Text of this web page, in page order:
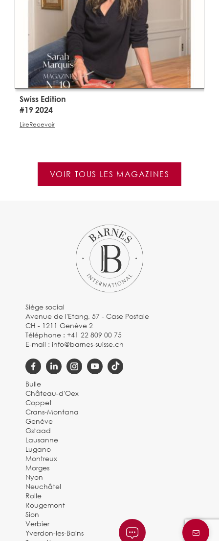
Swiss Edition
#19 2024
LireRecevoir
VOIR TOUS LES MAGAZINES
Siège social
Avenue de l'Etang, 57 - Case Postale
CH - 1211 Genève 2
Téléphone :+41 22 809 00 75
E-mail :info@barnes-suisse.ch
Bulle
Château-d'Oex
Coppet
Crans-Montana
Genève
Gstaad
Lausanne
Lugano
Montreux
Morges
Nyon
Neuchâtel
Rolle
Rougemont
Sion
Verbier
Yverdon-les-Bains